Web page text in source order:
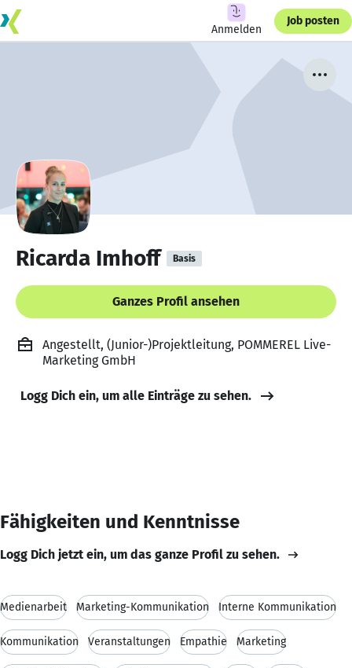
Anmelden
Job posten
Ricarda Imhoff Basis
Ganzes Profil ansehen
Angestellt, (Junior-)Projektleitung, POMMEREL Live-
Marketing GmbH
Logg Dich ein, um alle Einträge zu sehen.
Fähigkeiten und Kenntnisse
Logg Dich jetzt ein, um das ganze Profil zu sehen.
Medienarbeit Marketing-Kommunikation Interne Kommunikation
Kommunikation Veranstaltungen Empathie Marketing